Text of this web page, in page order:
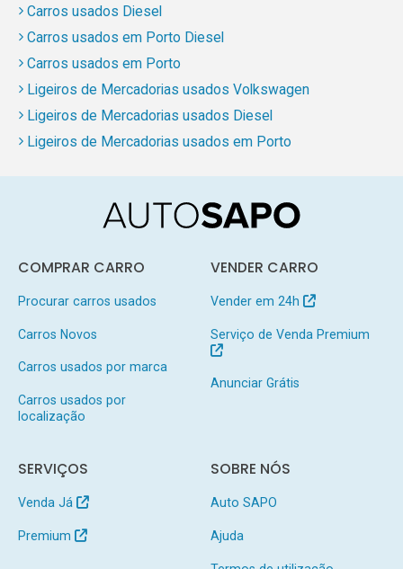
Carros usados Diesel
Carros usados em Porto Diesel
Carros usados em Porto
Ligeiros de Mercadorias usados Volkswagen
Ligeiros de Mercadorias usados Diesel
Ligeiros de Mercadorias usados em Porto
COMPRAR CARRO
Procurar carros usados
Carros Novos
Carros usados por marca
Carros usados por
localização
VENDER CARRO
Vender em 24h
Serviço de Venda Premium
Anunciar Grátis
SERVIÇOS
Venda Já
Premium
SOBRE NÓS
Auto SAPO
Ajuda